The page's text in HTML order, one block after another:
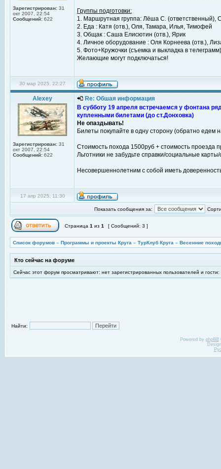
Зарегистрирован: 31
окт 2007, 22:54
Сообщений: 622
Группы подготовки:
1. Маршрутная группа: Лёша С.
2. Еда : Катя (отв.), Оля, Тамара, Илья, Тимофей
3. Общак : Саша Елисютин (отв.), Ярик
4. Личное оборудование : Оля Корнеева (отв.),
5. Фото+Кружочки (съемка и выкладка в
Желающие могут подключаться!
30 мар 2025, 22:27
Alexey
Зарегистрирован: 31
окт 2007, 22:54
Сообщений: 622
Re: Обшая информация
В субботу 19 апреля встречаемся у фонтана
купленными билетами (до ст.Донховка)
Не опаздывать!
Билеты покупайте в одну сторону (обратно едем
Стоимость похода 1500руб + стоимость проезда
Льготники не забудьте справки/социальные
Несовершеннолетним с собой иметь
17 апр 2025, 11:30
Показать сообщения за:
Страница 1 из 1 [ Сообщений: 3 ]
Список форумов » Программы и проекты Круга » ТурКлуб Круга » Весенние
Кто сейчас на форуме
Сейчас этот форум просматривают: нет зарегистрированных пользователей и гости:
Найти:
Powered by phpBB